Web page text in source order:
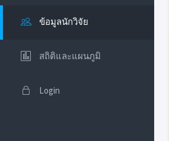
ข้อมูลนักวิจัย
สถิติและแผนภูมิ
Login